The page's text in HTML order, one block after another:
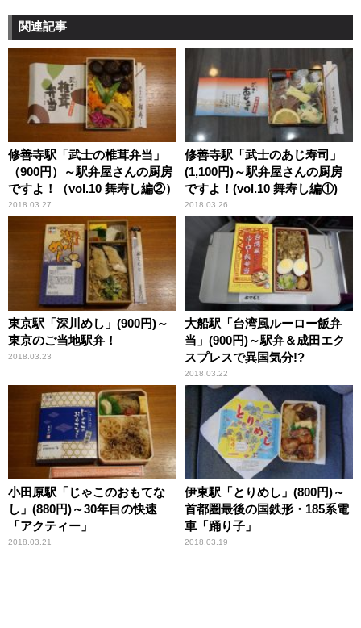
関連記事
修善寺駅「武士の椎茸弁当」
（900円）～駅弁屋さんの厨房
ですよ！（vol.10 舞寿し編②）
2018.03.27
修善寺駅「武士のあじ寿司」
(1,100円)～駅弁屋さんの厨房
ですよ！(vol.10 舞寿し編①)
2018.03.26
東京駅「深川めし」(900円)～
東京のご当地駅弁！
2018.03.23
大船駅「台湾風ルーロー飯弁
当」(900円)～駅弁＆成田エク
スプレスで異国気分!?
2018.03.22
小田原駅「じゃこのおもてな
し」(880円)～30年目の快速
「アクティー」
2018.03.21
伊東駅「とりめし」(800円)～
首都圏最後の国鉄形・185系電
車「踊り子」
2018.03.19